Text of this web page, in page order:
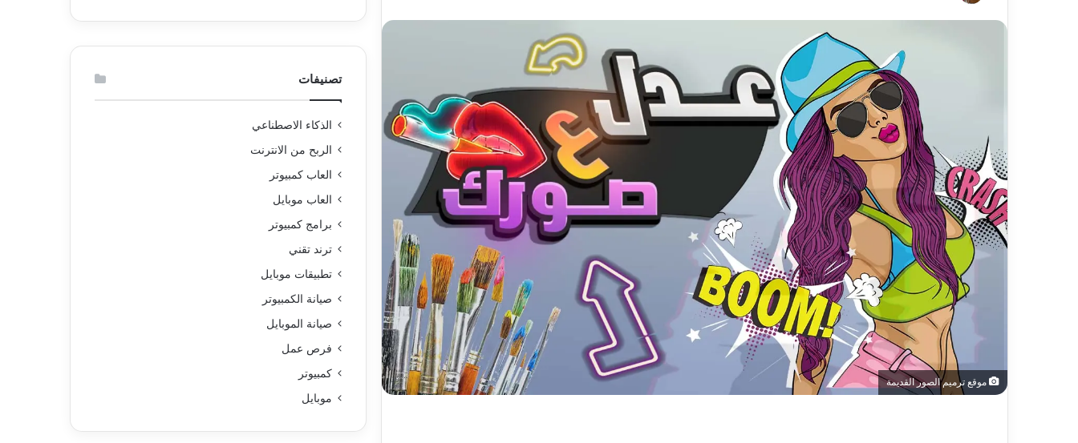
موقع ترميم الصور القديمة
تصنيفات
الذكاء الاصطناعي
الربح من الانترنت
العاب كمبيوتر
العاب موبايل
برامج كمبيوتر
ترند تقني
تطبيقات موبايل
صيانة الكمبيوتر
صيانة الموبايل
فرص عمل
كمبيوتر
موبايل